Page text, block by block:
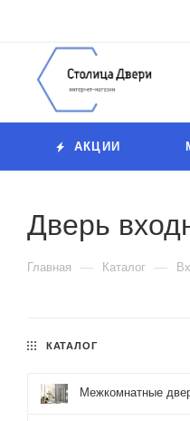
АКЦИИ
Дверь
Главная — Каталог —
КАТАЛОГ
Межкомнатные